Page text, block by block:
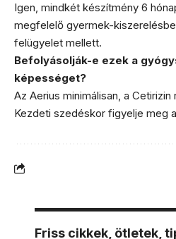
Igen, mindkét készítmény 6
megfelelő gyermek-
felügyelet mellett.
Befolyásolják-e ezek a
képességet?
Az Aerius minimálisan, a
Kezdeti szedéskor figyelje meg
Friss cikkek, ötletek,